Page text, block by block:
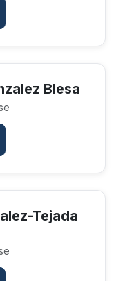
Blesa
Tejada